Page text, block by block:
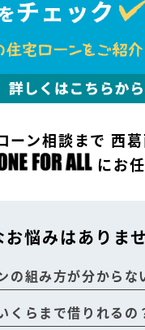
ーン相談まで 西
にお
お悩みはありま
の組み方が分からな
くらまで借りれるの